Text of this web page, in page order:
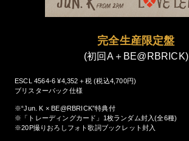
完全生産限定盤
(初回A＋BE@RBRICK)
ESCL 4564-6 ¥4,352＋税 (税込4,700円)
ブリスターパック仕様
※“Jun. K × BE@RBRICK”特典付
※「トレーディングカード」1枚ランダム封入(全6種)
※20P撮りおろしフォト歌詞ブックレット封入